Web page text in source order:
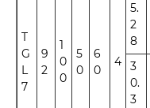
T
G
L
7
9
2
1
0
0
5
0
6
0
4
5.
2
8
3
0.
3